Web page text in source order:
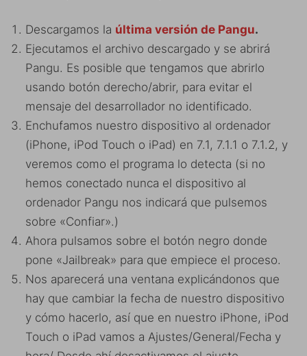
Descargamos la última versión de Pangu.
Ejecutamos el archivo descargado y se abrirá
Pangu. Es posible que tengamos que abrirlo
usando botón derecho/abrir, para evitar el
mensaje del desarrollador no identificado.
Enchufamos nuestro dispositivo al ordenador
(iPhone, iPod Touch o iPad) en 7.1, 7.1.1 o 7.1.2, y
veremos como el programa lo detecta (si no
hemos conectado nunca el dispositivo al
ordenador Pangu nos indicará que pulsemos
sobre «Confiar».)
Ahora pulsamos sobre el botón negro donde
pone «Jailbreak» para que empiece el proceso.
Nos aparecerá una ventana explicándonos que
hay que cambiar la fecha de nuestro dispositivo
y cómo hacerlo, así que en nuestro iPhone, iPod
Touch o iPad vamos a Ajustes/General/Fecha y